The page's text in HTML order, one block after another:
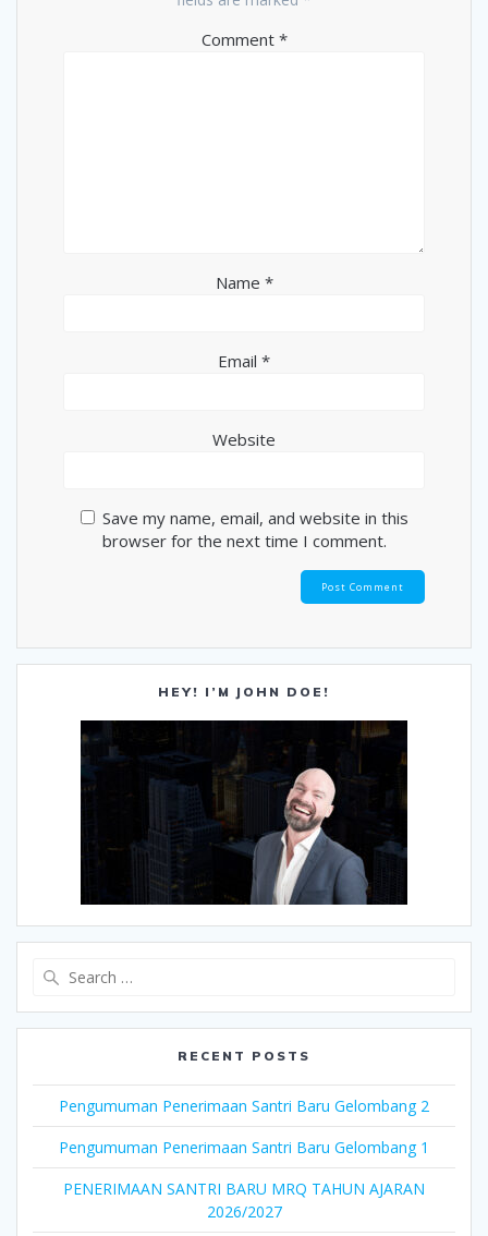
Comment *
Name *
Email *
Website
Save my name, email, and website in this
browser for the next time I comment.
HEY! I’M JOHN DOE!
RECENT POSTS
Pengumuman Penerimaan Santri Baru Gelombang 2
Pengumuman Penerimaan Santri Baru Gelombang 1
PENERIMAAN SANTRI BARU MRQ TAHUN AJARAN
2026/2027